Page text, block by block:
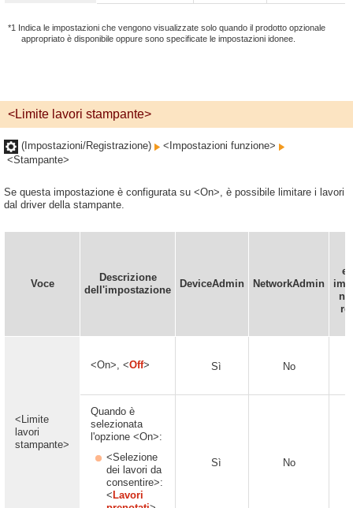
*1 Indica le impostazioni che vengono visualizzate solo quando il prodotto opzionale
appropriato è disponibile oppure sono specificate le impostazioni idonee.
<Limite lavori stampante>
(Impostazioni/Registrazione)
<Impostazioni funzione>
<Stampante>
Se questa impostazione è configurata su <On>, è possibile limitare i lavori
dal driver della stampante.
Voce
Descrizione
dell'impostazione
DeviceAdmin NetworkAdmin
<Limite
lavori
stampante>
<On>, <Off> Sì No
Quando è
selezionata
l'opzione <On>:
<Selezione
dei lavori da
consentire>:
< Lavori
Sì No